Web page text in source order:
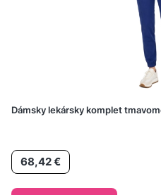
Dámsky lekársky komplet
Cena
68,42 €